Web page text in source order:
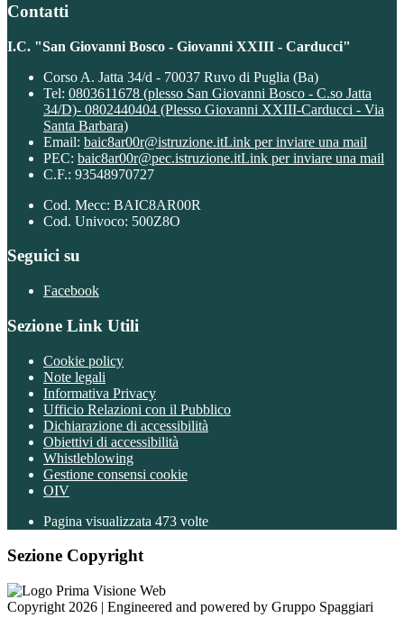
Contatti
I.C. "San Giovanni Bosco - Giovanni XXIII - Carducci"
Corso A. Jatta 34/d - 70037 Ruvo di Puglia (Ba)
Tel: 0803611678 (plesso San Giovanni Bosco - C.so Jatta
34/D)- 0802440404 (Plesso Giovanni XXIII-Carducci - Via
Santa Barbara)
Email: baic8ar00r@istruzione.itLink per inviare una mail
PEC: baic8ar00r@pec.istruzione.itLink per inviare una mail
C.F.: 93548970727
Cod. Mecc: BAIC8AR00R
Cod. Univoco: 500Z8O
Seguici su
Facebook
Sezione Link Utili
Cookie policy
Note legali
Informativa Privacy
Ufficio Relazioni con il Pubblico
Dichiarazione di accessibilità
Obiettivi di accessibilità
Whistleblowing
Gestione consensi cookie
OIV
Pagina visualizzata 473 volte
Sezione Copyright
Copyright 2026 | Engineered and powered by Gruppo Spaggiari